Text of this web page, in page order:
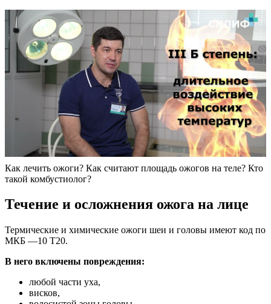
Как лечить ожоги? Как считают площадь ожогов на теле? Кто
такой комбустиолог?
Течение и осложнения ожога на лице
Термические и химические ожоги шеи и головы имеют код по
МКБ —10 Т20.
В него включены повреждения:
любой части уха,
висков,